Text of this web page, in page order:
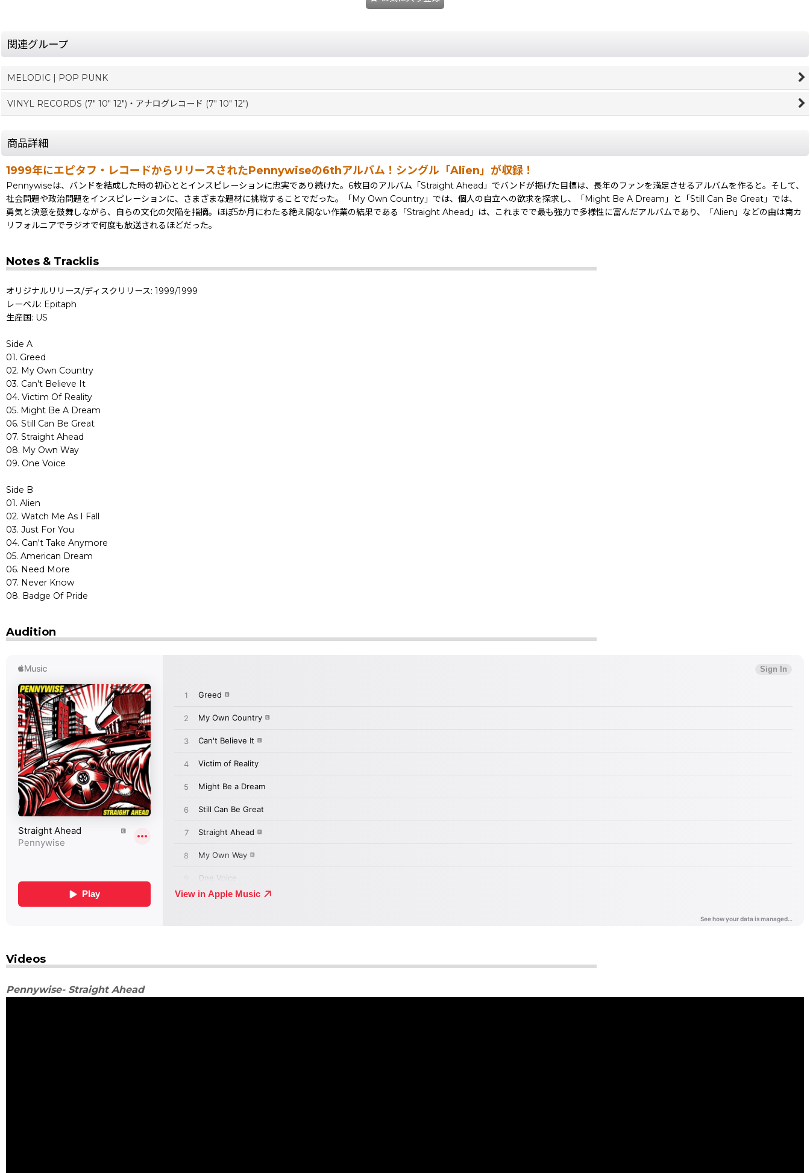
関連グループ
MELODIC | POP PUNK
VINYL RECORDS (7" 10" 12")・アナログレコード (7" 10" 12")
商品詳細
1999年にエピタフ・レコードからリリースされたPennywiseの6thアルバム！シングル「Alien」が収録！
Pennywiseは、バンドを結成した時の初心ととインスピレーションに忠実であり続けた。6枚目のアルバム「Straight Ahead」でバンドが掲げた目標は、長年のファンを満足させるアルバムを作ると。そして、
社会問題や政治問題をインスピレーションに、さまざまな題材に挑戦することでだった。「My Own Country」では、個人の自立への欲求を探求し、「Might Be A Dream」と「Still Can Be Great」では、
勇気と決意を鼓舞しながら、自らの文化の欠陥を指摘。ほぼ5か月にわたる絶え間ない作業の結果である「Straight Ahead」は、これまでで最も強力で多様性に富んだアルバムであり、「Alien」などの曲は南カ
リフォルニアでラジオで何度も放送されるほどだった。
Notes & Tracklis
オリジナルリリース/ディスクリリース: 1999/1999
レーベル: Epitaph
生産国: US
Side A
01. Greed
02. My Own Country
03. Can't Believe It
04. Victim Of Reality
05. Might Be A Dream
06. Still Can Be Great
07. Straight Ahead
08. My Own Way
09. One Voice
Side B
01. Alien
02. Watch Me As I Fall
03. Just For You
04. Can't Take Anymore
05. American Dream
06. Need More
07. Never Know
08. Badge Of Pride
Audition
Videos
Pennywise- Straight Ahead